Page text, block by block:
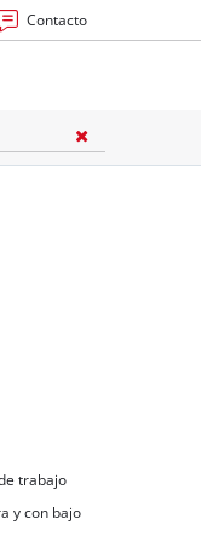
Contacto
trabajo
y con bajo